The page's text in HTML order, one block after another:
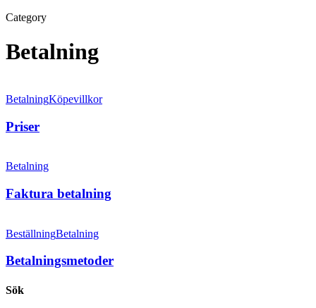
Category
Betalning
BetalningKöpevillkor
Priser
Betalning
Faktura betalning
BeställningBetalning
Betalningsmetoder
Sök